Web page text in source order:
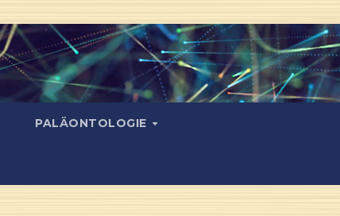
PALÄONTOLOGIE